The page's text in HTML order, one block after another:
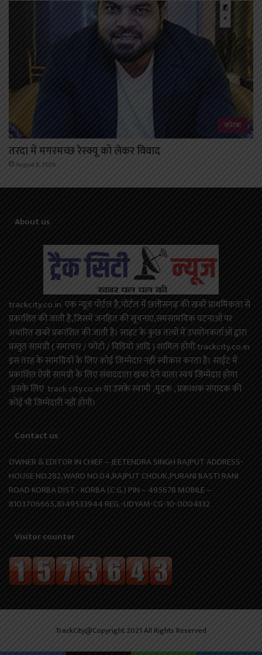
कोरबा
तरदा में मगरमच्छ रेस्क्यू को लेकर विवाद
August 8, 2026
About us
trackcity.co.in एक न्यूज़ पोर्टल है,पोर्टल में छत्तीसगढ़ की खबरें प्राथमिकता से
प्रकाशित की जाती है,जिसमें जनहित की सूचनाएं,समसामयिक घटनाओं पर
अधारित खबरें प्रकाशित की जाती है। साइट के कुछ तत्वों में उपयोगकर्ताओं द्वारा
प्रस्तुत सामग्री ( समाचार / फोटो / विडियो आदि ) शामिल होगी.trackcity.co.in
इस तरह के सामग्रियों के लिए कोई ज़िम्मेदार नहीं स्वीकार करता है। साईट में
प्रकाशित ऐसी सामग्री के लिए संवाददाता खबर देने वाला स्वयं जिम्मेदार होगा
,इसके लिए track city.co.in या उसके स्वामी ,मुद्रक , प्रकाशक संपादक की
कोई भी जिम्मेदारी नहीं होगी।
Contact us
OWNER & EDITOR IN CHIEF – JEETENDRA SINGH RAJPUT ADDRESS-
HOUSE NO.282,WARD NO.04,RAJPUT CHOUK,PURANI BASTI RANI
ROAD KORBA DIST.- KORBA (C.G.) PIN – 495678 MOBILE –
8103706665,8349533944 REG.-UDYAM-CG-10-0004332
Visitor counter
TrackCity@Copyright 2021 All Rights Reserved